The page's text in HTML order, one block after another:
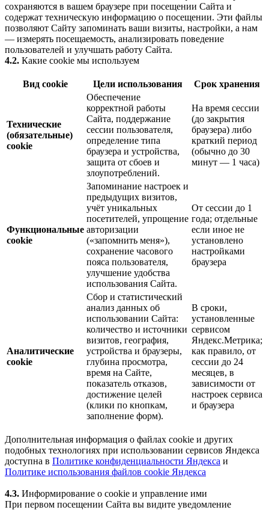
сохраняются в вашем браузере при посещении Сайта и
содержат техническую информацию о посещении. Эти файлы
позволяют Сайту запоминать ваши визиты, настройки, а нам
— измерять посещаемость, анализировать поведение
пользователей и улучшать работу Сайта.
4.2. Какие cookie мы используем
Вид cookie Цели использования Срок хранения
Технические
(обязательные)
cookie
Обеспечение
корректной работы
Сайта, поддержание
сессии пользователя,
определение типа
браузера и устройства,
защита от сбоев и
злоупотреблений.
На время сессии
(до закрытия
браузера) либо
краткий период
(обычно до 30
минут — 1 часа)
Функциональные
cookie
Запоминание настроек и
предыдущих визитов,
учёт уникальных
посетителей, упрощение
авторизации
(«запомнить меня»),
сохранение часового
пояса пользователя,
улучшение удобства
использования Сайта.
От сессии до 1
года; отдельные
если иное не
установлено
настройками
браузера
Аналитические
cookie
Сбор и статистический
анализ данных об
использовании Сайта:
количество и источники
визитов, география,
устройства и браузеры,
глубина просмотра,
время на Сайте,
показатель отказов,
достижение целей
(клики по кнопкам,
заполнение форм).
В сроки,
установленные
сервисом
Яндекс.Метрика;
как правило, от
сессии до 24
месяцев, в
зависимости от
настроек сервиса
и браузера
Дополнительная информация о файлах cookie и других
подобных технологиях при использовании сервисов Яндекса
доступна в Политике конфиденциальности Яндекса и
Политике использования файлов cookie Яндекса
4.3. Информирование о cookie и управление ими
При первом посещении Сайта вы видите уведомление